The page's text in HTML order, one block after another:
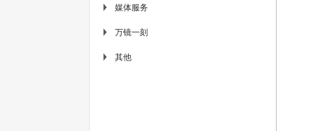
▶ 媒体服务
▶ 万镜一刻
▶ 其他